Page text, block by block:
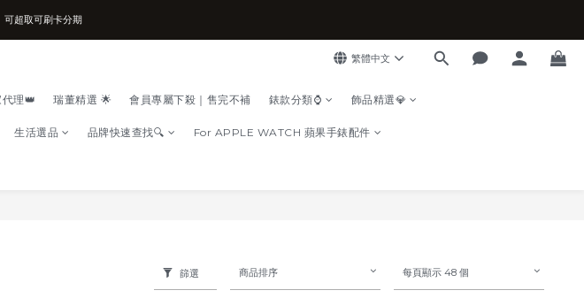
保固、開立發票
保固、開立發票
繁體中文
理👑 瑞董精選 🌟 會員專屬下殺｜售完不補 錶款分類⌚ 飾品精選💎
生活選品 品牌快速查找🔍 For APPLE WATCH 蘋果手錶配件
篩選 商品排序 每頁顯示 48 個